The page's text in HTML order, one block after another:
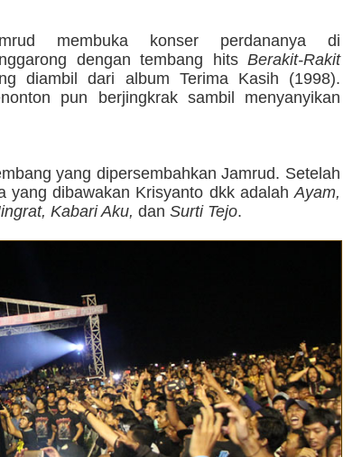
membuka konser perdananya di
dengan tembang hits Berakit-Rakit
diambil dari album Terima Kasih (1998).
pun berjingkrak sambil menyanyikan
yang dipersembahkan Jamrud. Setelah
yang dibawakan Krisyanto dkk adalah Ayam,
Kabari Aku, dan Surti Tejo.